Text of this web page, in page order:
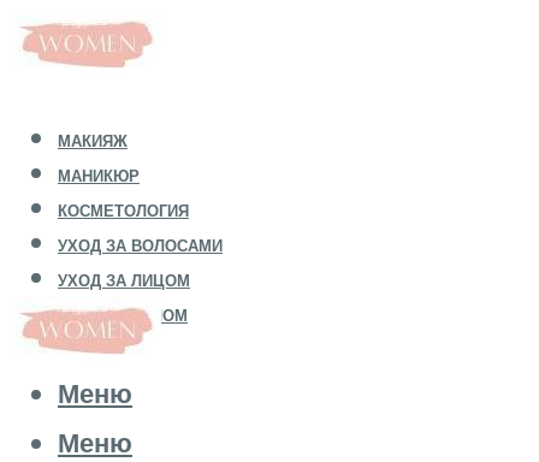
МАКИЯЖ
МАНИКЮР
КОСМЕТОЛОГИЯ
УХОД ЗА ВОЛОСАМИ
УХОД ЗА ЛИЦОМ
УХОД ЗА ТЕЛОМ
Меню
Меню